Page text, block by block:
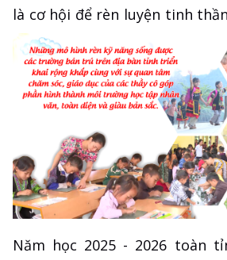
là cơ hội để rèn luyện tinh
Năm học 2025 - 2026 toàn